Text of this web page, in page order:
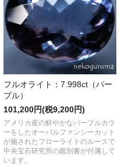
フルオライト：7.998ct（パー
プル）
101,200円(税9,200円)
アメリカ産の鮮やかなパープルカラ
ーをしたオーバルファンシーカット
が施されたフローライトのルースで
中央宝石研究所の鑑別書が付属して
います。